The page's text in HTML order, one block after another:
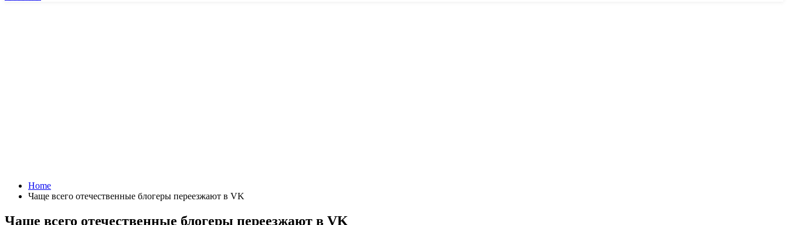
Home
Чаще всего отечественные блогеры переезжают в VK
Чаще всего отечественные блогеры переезжают в VK